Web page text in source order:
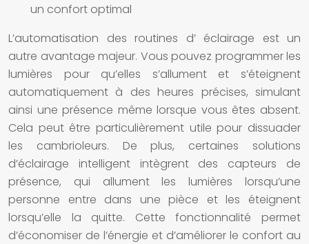
un confort optimal
L’automatisation des routines d’ éclairage est un
autre avantage majeur. Vous pouvez programmer les
lumières pour qu’elles s’allument et s’éteignent
automatiquement à des heures précises, simulant
ainsi une présence même lorsque vous êtes absent.
Cela peut être particulièrement utile pour dissuader
les cambrioleurs. De plus, certaines solutions
d’éclairage intelligent intègrent des capteurs de
présence, qui allument leslumièreslorsqu’une
personne entre dans une pièce et les éteignent
lorsqu’elle la quitte. Cette fonctionnalité permet
d’économiser de l’énergie et d’améliorer le confort au